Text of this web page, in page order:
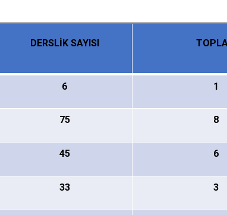
DERSLİK SAYISI
6 1
75 8
45 6
33 3